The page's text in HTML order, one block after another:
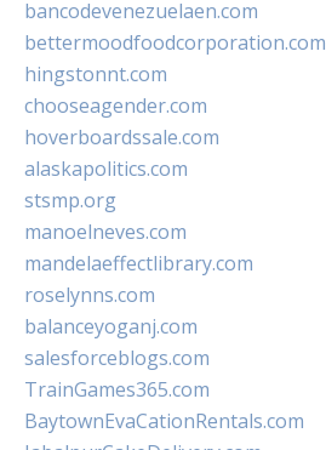
bancodevenezuelaen.com
bettermoodfoodcorporation.com
hingstonnt.com
chooseagender.com
hoverboardssale.com
alaskapolitics.com
stsmp.org
manoelneves.com
mandelaeffectlibrary.com
roselynns.com
balanceyoganj.com
salesforceblogs.com
TrainGames365.com
BaytownEvaCationRentals.com